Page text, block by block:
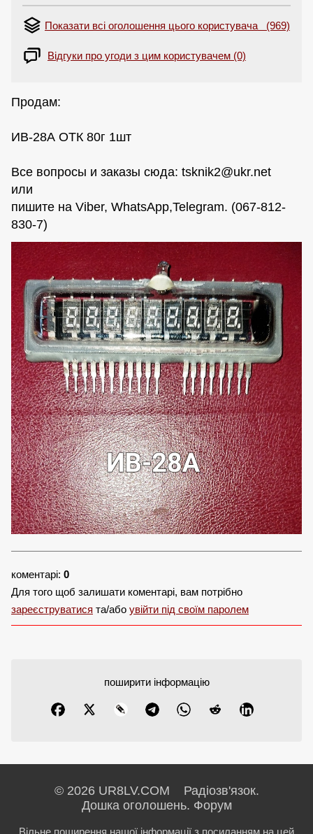
Показати всі оголошення цього користувача (969)
Відгуки про угоди з цим користувачем (0)
Продам:
ИВ-28А ОТК 80г 1шт
Все вопросы и заказы сюда: tsknik2@ukr.net
или
пишите на Viber, WhatsАpp,Telegram. (067-812-
830-7)
коментарі: 0
Для того щоб залишати коментарі, вам потрібно
зареєструватися та/або увійти під своїм паролем
поширити інформацію
© 2026 UR8LV.COM Радіозв'язок.
Дошка оголошень. Форум